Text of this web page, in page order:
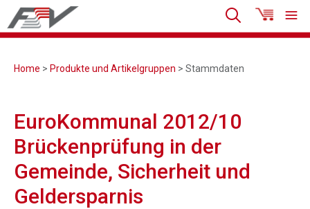
Home > Produkte und Artikelgruppen > Stammdaten
EuroKommunal 2012/10
Brückenprüfung in der
Gemeinde, Sicherheit und
Geldersparnis